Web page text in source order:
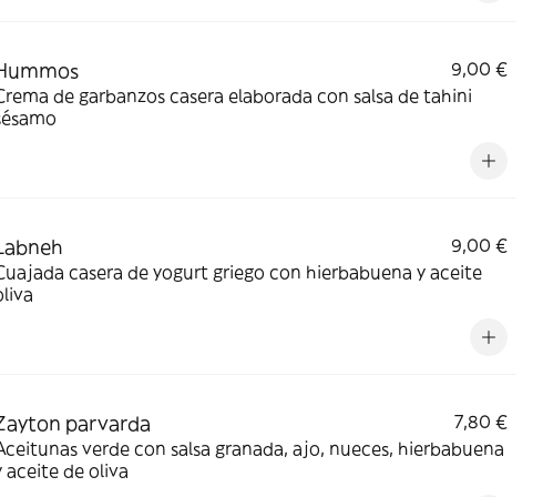
9,00 €
de garbanzos casera elaborada con salsa de tahini
9,00 €
casera de yogurt griego con hierbabuena y aceite
parvarda
7,80 €
verde con salsa granada, ajo, nueces, hierbabuena
aceite de oliva